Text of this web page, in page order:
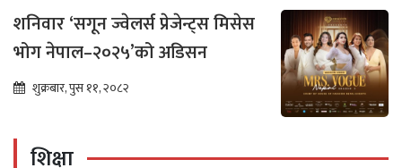
शनिवार ‘सगून ज्वेलर्स प्रेजेन्ट्स मिसेस
भोग नेपाल–२०२५’को अडिसन
शुक्रबार, पुस ११, २०८२
शिक्षा